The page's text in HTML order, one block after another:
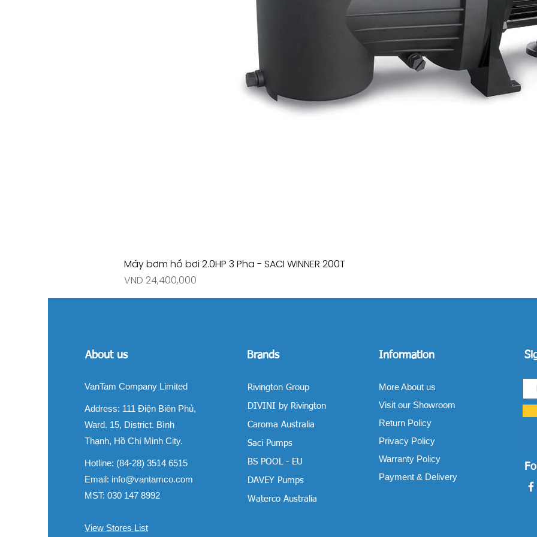
Máy bơm hồ bơi 2.0HP 3 Pha - SACI WINNER 200T
Price
VND 24,400,000
About us
VanTam Company Limited
Address: 111 Điện Biên Phủ,
Ward. 15, District. Bình
Thạnh, Hồ Chí Minh City.
Hotline: (84-28) 3514 6515
Email: info@vantamco.com
MST: 030 147 8992
View Stores List
Brands
Rivington Group
DIVINI by Rivington
Caroma Australia
Saci Pumps
BS POOL - EU
DAVEY Pumps
Waterco Australia
Information
More About us
Visit our Showroom
Return Policy
Privacy Policy
Warranty Policy
Payment & Delivery